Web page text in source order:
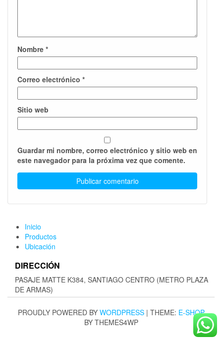
Nombre *
Correo electrónico *
Sitio web
Guardar mi nombre, correo electrónico y sitio web en
este navegador para la próxima vez que comente.
Inicio
Productos
Ubicación
DIRECCIÓN
PASAJE MATTE K384, SANTIAGO CENTRO (METRO PLAZA
DE ARMAS)
PROUDLY POWERED BY WORDPRESS | THEME: E-SHOP
BY THEMES4WP